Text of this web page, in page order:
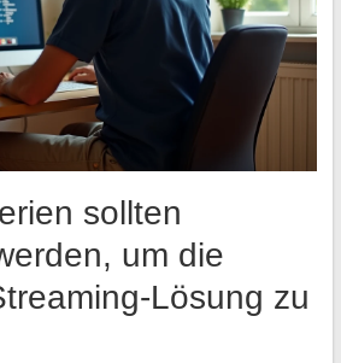
sollten
um die
Lösung zu